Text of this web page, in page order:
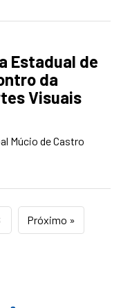
Estadual de
da
Visuais
Múcio de Castro
Próximo »